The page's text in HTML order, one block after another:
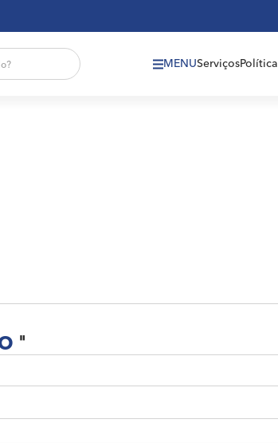
MENUServiçosPolítica
"